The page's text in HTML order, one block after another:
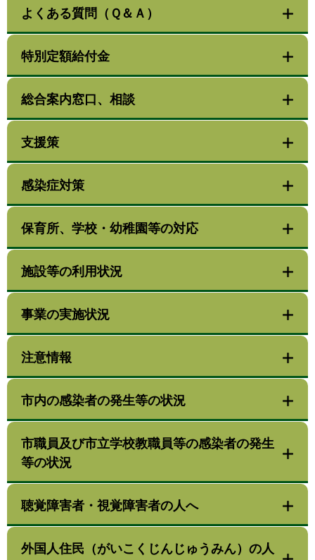
よくある質問（Ｑ＆Ａ）
特別定額給付金
総合案内窓口、相談
支援策
感染症対策
保育所、学校・幼稚園等の対応
施設等の利用状況
事業の実施状況
注意情報
市内の感染者の発生等の状況
市職員及び市立学校教職員等の感染者の発生
等の状況
聴覚障害者・視覚障害者の人へ
外国人住民（がいこくじんじゅうみん）の人